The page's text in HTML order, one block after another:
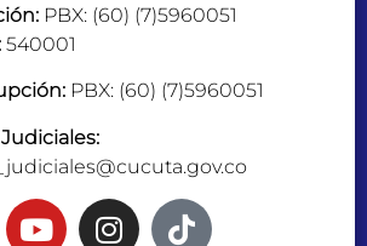
PBX: (60) (7)5960051
540001
PBX: (60) (7)5960051